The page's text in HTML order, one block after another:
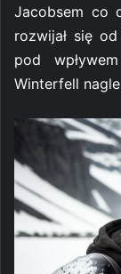
Jacobsem co
rozwijał się
pod
Winterfell